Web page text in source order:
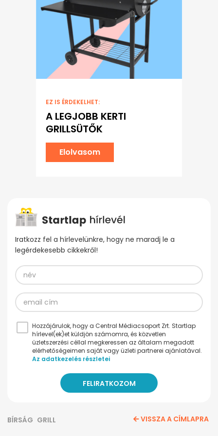
EZ IS ÉRDEKELHET:
A LEGJOBB KERTI
GRILLSÜTŐK
Elolvasom
Iratkozz fel a hírlevelünkre, hogy ne maradj le a
legérdekesebb cikkekről!
Hozzájárulok, hogy a Central Médiacsoport Zrt. Startlap
hírlevel(ek)et küldjön számomra, és közvetlen
üzletszerzési céllal megkeressen az általam megadott
elérhetőségeimen saját vagy üzleti partnerei ajánlatával.
Az adatkezelés részletei
BÍRSÁG GRILL VISSZA A CÍMLAPRA